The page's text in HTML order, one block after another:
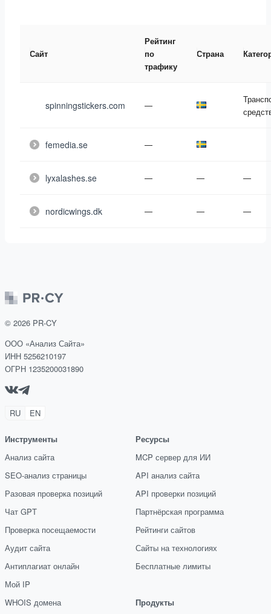
Сайт
Рейтинг
по
трафику
Страна
spinningstickers.com —
femedia.se —
lyxalashes.se — — —
nordicwings.dk — — —
© 2026 PR-CY
ООО «Анализ Сайта»
ИНН 5256210197
ОГРН 1235200031890
RU EN
Инструменты
Анализ сайта
SEO-анализ страницы
Разовая проверка позиций
Чат GPT
Проверка посещаемости
Аудит сайта
Антиплагиат онлайн
Мой IP
WHOIS домена
Ресурсы
MCP сервер для ИИ
API анализ сайта
API проверки позиций
Партнёрская программа
Рейтинги сайтов
Сайты на технологиях
Бесплатные лимиты
Продукты